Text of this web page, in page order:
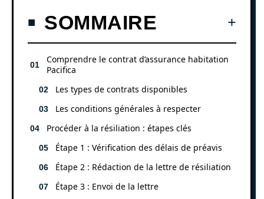
SOMMAIRE
Comprendre le contrat d’assurance habitation
Pacifica
Les types de contrats disponibles
Les conditions générales à respecter
Procéder à la résiliation : étapes clés
Étape 1 : Vérification des délais de préavis
Étape 2 : Rédaction de la lettre de résiliation
Étape 3 : Envoi de la lettre